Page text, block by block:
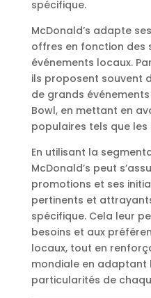
spécifique.
McDonald’s adapte
offres en fonction des
événements locaux.
ils proposent souvent
de grands
Bowl, en mettant en
populaires tels que
En utilisant la
McDonald’s peut
promotions et ses
pertinents et
spécifique. Cela leur
besoins et aux
locaux, tout en
mondiale en adaptant
particularités de